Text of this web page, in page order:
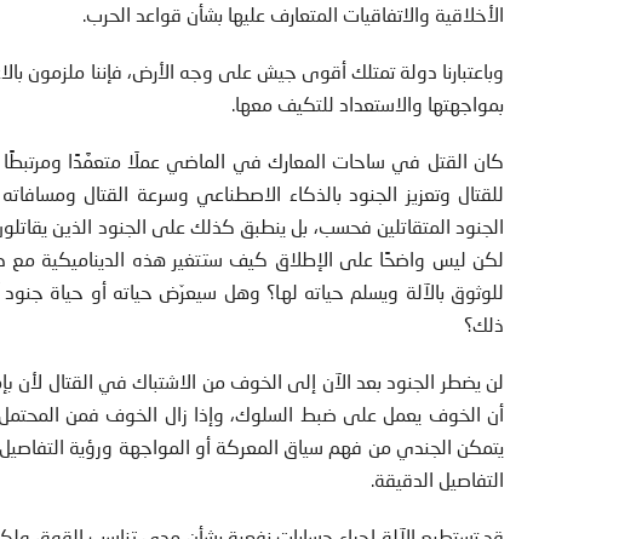
الأخلاقية والاتفاقيات المتعارف عليها بشأن قواعد الحرب.
وباعتبارنا دولة تمتلك أقوى جيش على وجه الأرض، فإننا ملزمون
بمواجهتها والاستعداد للتكيف معها.
كان القتل في ساحات المعارك في الماضي عملَا متعمَّدًا ومرتبطًا
للقتال وتعزيز الجنود بالذكاء الاصطناعي وسرعة القتال
الجنود المتقاتلين فحسب، بل ينطبق كذلك على الجنود الذين
لكن ليس واضحًا على الإطلاق كيف ستتغير هذه الديناميكية
للوثوق بالآلة ويسلم حياته لها؟ وهل سيعرّض حياته أو حياة
ذلك؟
لن يضطر الجنود بعد الآن إلى الخوف من الاشتباك في القتال
أن الخوف يعمل على ضبط السلوك، وإذا زال الخوف فمن المحتمل
يتمكن الجندي من فهم سياق المعركة أو المواجهة ورؤية
التفاصيل الدقيقة.